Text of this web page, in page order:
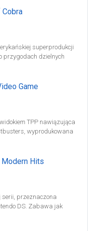
Cobra
superprodukcji
przygodach dzielnych
tej linii zabawek firmy
Game
TPP nawiązująca
wyprodukowana
straszliwą plagą duchów.
Modern Hits
przeznaczona
DS. Zabawa jak